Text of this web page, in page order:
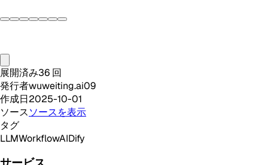
展開済み36 回
発行者wuweiting.ai09
作成日2025-10-01
ソースソースを表示
タグ
LLMWorkflowAIDify